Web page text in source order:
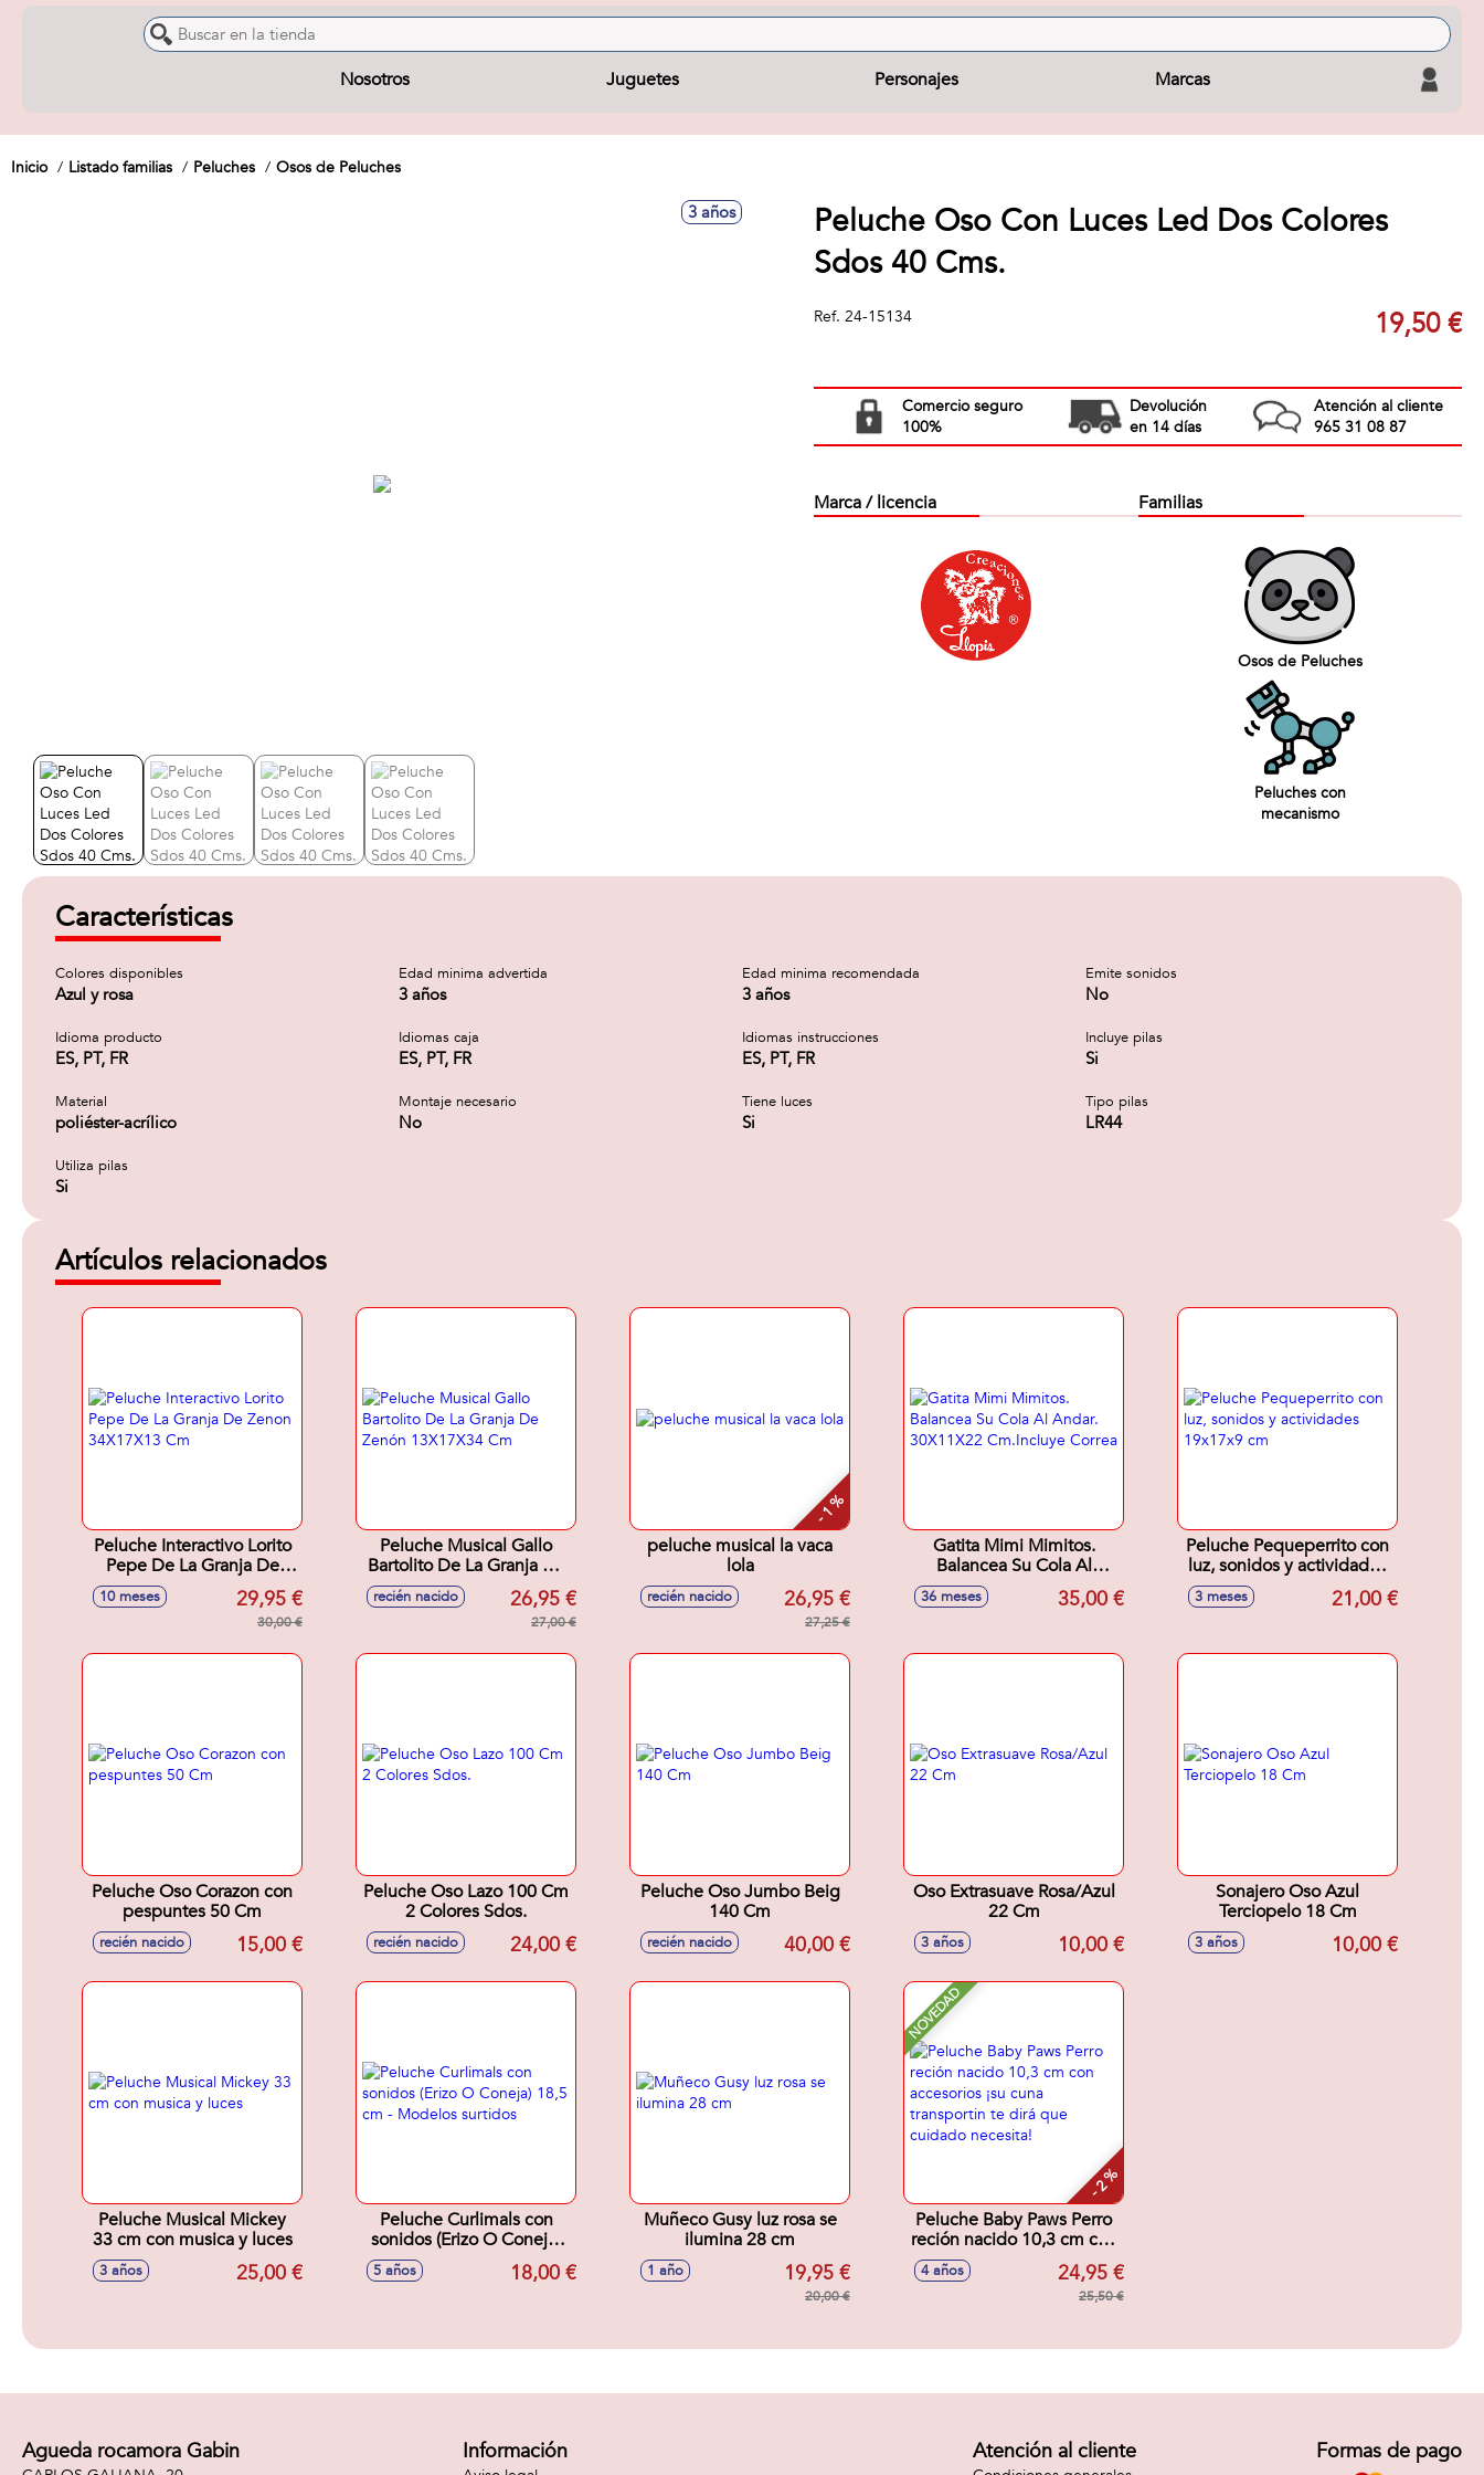
Nosotros Juguetes Personajes Marcas
Inicio Listado familias Peluches Osos de Peluches
3 años
Peluche Oso Con Luces Led Dos Colores
Sdos 40 Cms.
Ref. 24-15134 19,50 €
Comercio seguro
100%
Devolución
en 14 días
Atención al cliente
965 31 08 87
Marca / licencia Familias
Osos de Peluches
Peluches con
mecanismo
Características
Colores disponibles
Azul y rosa
Edad minima advertida
3 años
Edad minima recomendada
3 años
Emite sonidos
No
Idioma producto
ES, PT, FR
Idiomas caja
ES, PT, FR
Idiomas instrucciones
ES, PT, FR
Incluye pilas
Si
Material
poliéster-acrílico
Montaje necesario
No
Tiene luces
Si
Tipo pilas
LR44
Utiliza pilas
Si
Artículos relacionados
Peluche Interactivo Lorito
Pepe De La Granja De
Zenon 34X17X13 Cm
10 meses 29,95 €
30,00 €
Peluche Musical Gallo
Bartolito De La Granja De
Zenón 13X17X34 Cm
recién nacido 26,95 €
27,00 €
- 1 %
peluche musical la vaca
lola
recién nacido 26,95 €
27,25 €
Gatita Mimi Mimitos.
Balancea Su Cola Al
Andar. 30X11X22
Cm.Incluye Correa
36 meses 35,00 €
Peluche Pequeperrito con
luz, sonidos y actividades
19x17x9 cm
3 meses 21,00 €
Peluche Oso Corazon con
pespuntes 50 Cm
recién nacido 15,00 €
Peluche Oso Lazo 100 Cm
2 Colores Sdos.
recién nacido 24,00 €
Peluche Oso Jumbo Beig
140 Cm
recién nacido 40,00 €
Oso Extrasuave Rosa/Azul
22 Cm
3 años 10,00 €
Sonajero Oso Azul
Terciopelo 18 Cm
3 años 10,00 €
Peluche Musical Mickey
33 cm con musica y luces
3 años 25,00 €
Peluche Curlimals con
sonidos (Erizo O Coneja)
18,5 cm - Modelos
5 años 18,00 €
Muñeco Gusy luz rosa se
ilumina 28 cm
1 año 19,95 €
20,00 €
NOVEDAD
- 2 %
Peluche Baby Paws Perro
reción nacido 10,3 cm con
accesorios ¡su cuna
transportin te dirá que
cuidado necesita!
4 años 24,95 €
25,50 €
Agueda rocamora Gabin Información Atención al cliente Formas de pago